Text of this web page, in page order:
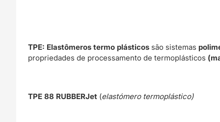
TPE: Elastômeros termo plásticos são sistemas
propriedades de processamento de termoplásticos
TPE 88 RUBBERJet (elastómero termoplástico)